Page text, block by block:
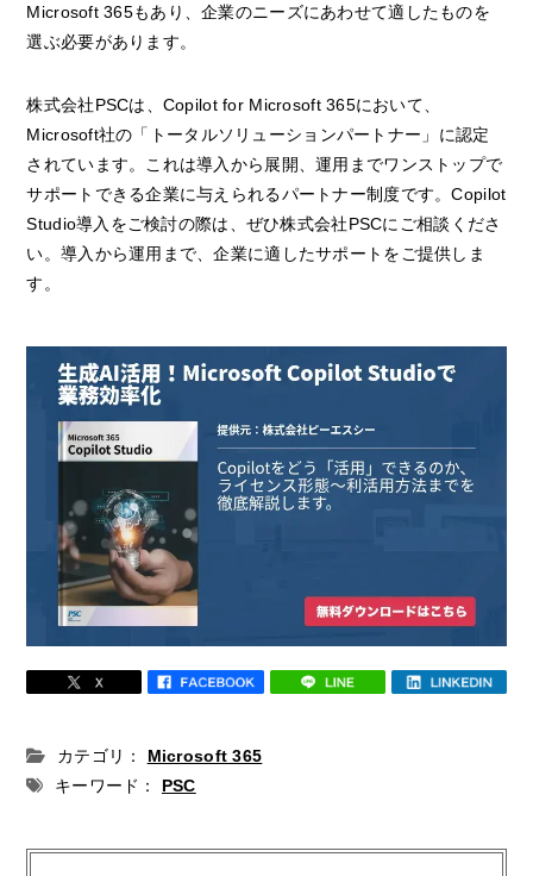
Microsoft 365もあり、企業のニーズにあわせて適したものを
選ぶ必要があります。
株式会社PSCは、Copilot for Microsoft 365において、
Microsoft社の「トータルソリューションパートナー」に認定
されています。これは導入から展開、運用までワンストップで
サポートできる企業に与えられるパートナー制度です。Copilot
Studio導入をご検討の際は、ぜひ株式会社PSCにご相談くださ
い。導入から運用まで、企業に適したサポートをご提供しま
す。
カテゴリ：
Microsoft 365
キーワード：
PSC